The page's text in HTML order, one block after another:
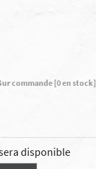
commande [0 en
disponible